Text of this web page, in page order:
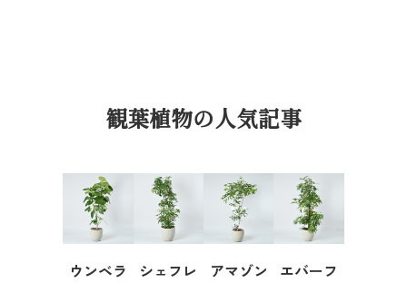
観葉植物の人気記事
ウンベラ
シェフレ
アマゾン
エバーフ